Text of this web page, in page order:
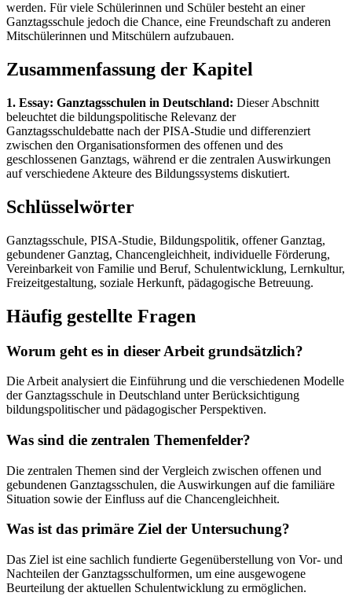
werden. Für viele Schülerinnen und Schüler besteht an einer
Ganztagsschule jedoch die Chance, eine Freundschaft zu anderen
Mitschülerinnen und Mitschülern aufzubauen.
Zusammenfassung der Kapitel
1. Essay: Ganztagsschulen in Deutschland: Dieser Abschnitt
beleuchtet die bildungspolitische Relevanz der
Ganztagsschuldebatte nach der PISA-Studie und differenziert
zwischen den Organisationsformen des offenen und des
geschlossenen Ganztags, während er die zentralen Auswirkungen
auf verschiedene Akteure des Bildungssystems diskutiert.
Schlüsselwörter
Ganztagsschule, PISA-Studie, Bildungspolitik, offener Ganztag,
gebundener Ganztag, Chancengleichheit, individuelle Förderung,
Vereinbarkeit von Familie und Beruf, Schulentwicklung, Lernkultur,
Freizeitgestaltung, soziale Herkunft, pädagogische Betreuung.
Häufig gestellte Fragen
Worum geht es in dieser Arbeit grundsätzlich?
Die Arbeit analysiert die Einführung und die verschiedenen Modelle
der Ganztagsschule in Deutschland unter Berücksichtigung
bildungspolitischer und pädagogischer Perspektiven.
Was sind die zentralen Themenfelder?
Die zentralen Themen sind der Vergleich zwischen offenen und
gebundenen Ganztagsschulen, die Auswirkungen auf die familiäre
Situation sowie der Einfluss auf die Chancengleichheit.
Was ist das primäre Ziel der Untersuchung?
Das Ziel ist eine sachlich fundierte Gegenüberstellung von Vor- und
Nachteilen der Ganztagsschulformen, um eine ausgewogene
Beurteilung der aktuellen Schulentwicklung zu ermöglichen.